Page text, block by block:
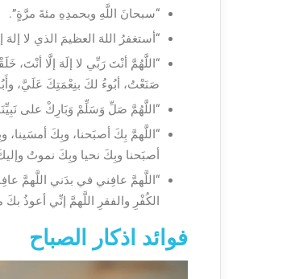
“سبحانَ اللَّهِ وبحمدِهِ مئةَ مرَّةٍ”.
“أستغفرُ اللهَ العظيمَ الذي لا إلهَ
“اللَّهُمَّ أنْتَ رَبِّي لا إلَهَ إلَّا
صَنَعْتُ، أبُوءُ لكَ بنِعْمَتِكَ عَلَيَّ،
“اللَّهُمَّ صَلِّ وَسَلِّمْ وَبَارِكْ على
“اللَّهمَّ بِكَ أصبَحنا، وبِكَ
أصبَحنا وبِكَ نحيا وبِكَ نموتُ
“اللَّهمَّ عافِني في بدَني اللَّهمَّ
الكُفْرِ والفقرِ اللَّهمَّ إنِّي أعوذُ
فوائد اذكار الصباح